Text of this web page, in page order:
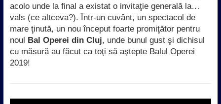
acolo unde la final a existat o invitaţie generală la…
vals (ce altceva?). Într-un cuvânt, un spectacol de
mare ţinută, un nou început foarte promiţător pentru
noul Bal Operei din Cluj, unde bunul gust şi dichisul
cu măsură au făcut ca toţi să aştepte Balul Operei
2019!